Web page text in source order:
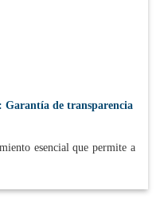
Garantía de transparencia
esencial que permite a